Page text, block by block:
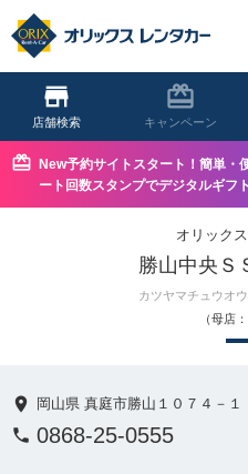
店舗 キャンペーン
New予約サイトスタート！簡単・
ート回数スタンプでデジタルギフ
オリック
勝山中央Ｓ
カツヤマチュウオ
（母店
岡山県 真庭市勝山１０７４－１
0868-25-0555